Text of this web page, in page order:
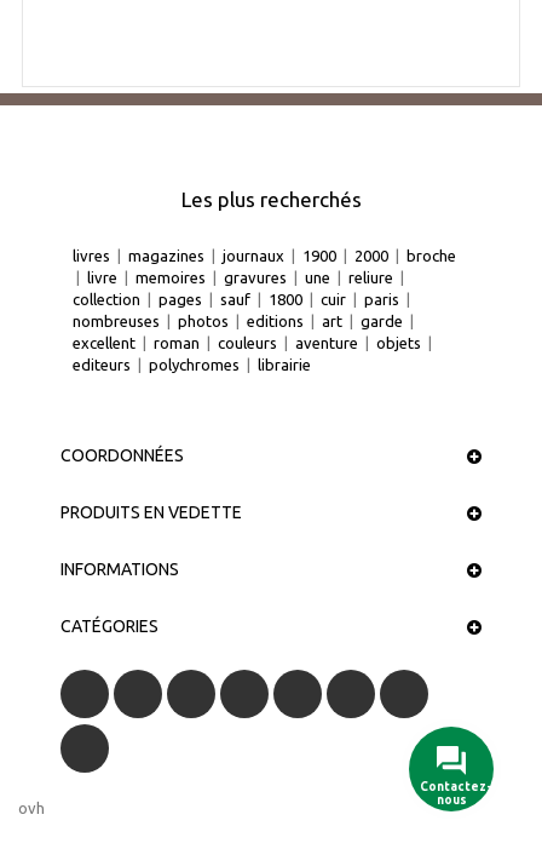
Les plus recherchés
livres | magazines | journaux | 1900 | 2000 | broche
| livre | memoires | gravures | une | reliure |
collection | pages | sauf | 1800 | cuir | paris |
nombreuses | photos | editions | art | garde |
excellent | roman | couleurs | aventure | objets |
editeurs | polychromes | librairie
COORDONNÉES
PRODUITS EN VEDETTE
INFORMATIONS
CATÉGORIES
Contactez-
nous
ovh